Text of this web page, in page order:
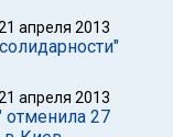
апреля 2013
апреля 2013
отменила 27